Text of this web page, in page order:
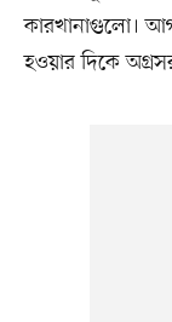
কারখানাগুলো।
হওয়ার দিকে